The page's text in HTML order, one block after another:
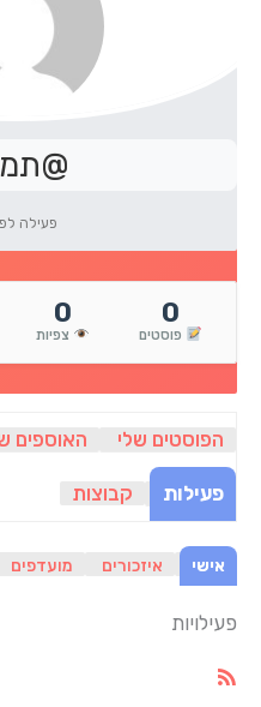
פעילה לפני 2
0
פוסטים
0
צפיות
הפוסטים שלי האוספים
פעילות קבוצות
אישי איזכורים מועדפים
פעילויות